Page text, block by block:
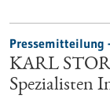
Pressemitteilung
KARL
Spezialisten